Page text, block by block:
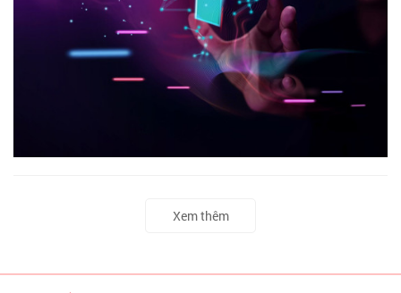
Xem thêm